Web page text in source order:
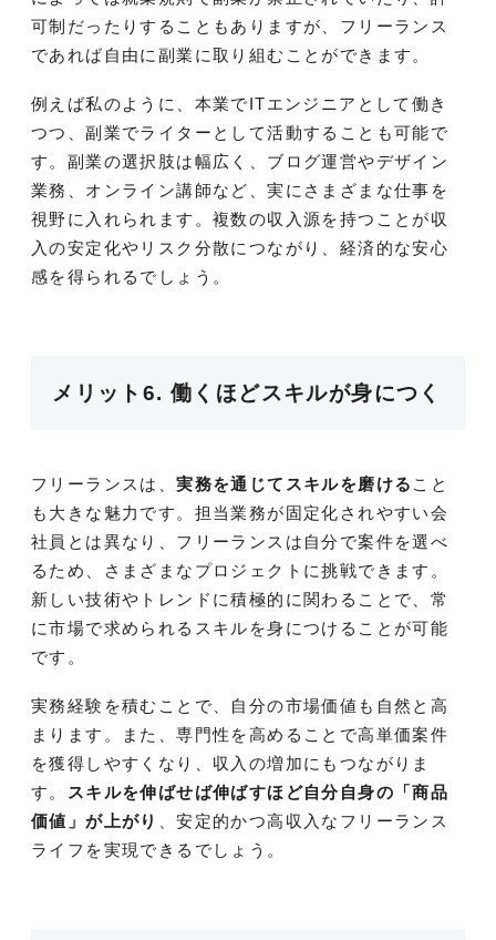
可制だったりすることもありますが、フリーランス
であれば自由に副業に取り組むことができます。
例えば私のように、本業でITエンジニアとして働き
つつ、副業でライターとして活動することも可能で
す。副業の選択肢は幅広く、ブログ運営やデザイン
業務、オンライン講師など、実にさまざまな仕事を
視野に入れられます。複数の収入源を持つことが収
入の安定化やリスク分散につながり、経済的な安心
感を得られるでしょう。
メリット6. 働くほどスキルが身につく
フリーランスは、実務を通じてスキルを磨ける こと
も大きな魅力です。担当業務が固定化されやすい会
社員とは異なり、フリーランスは自分で案件を選べ
るため、さまざまなプロジェクトに挑戦できます。
新しい技術やトレンドに積極的に関わることで、常
に市場で求められるスキルを身につけることが可能
です。
実務経験を積むことで、自分の市場価値も自然と高
まります。また、専門性を高めることで高単価案件
を獲得しやすくなり、収入の増加にもつながりま
す。
スキルを伸ばせば伸ばすほど自分自身の「商品
価値」が上がり
、安定的かつ高収入なフリーランス
ライフを実現できるでしょう。